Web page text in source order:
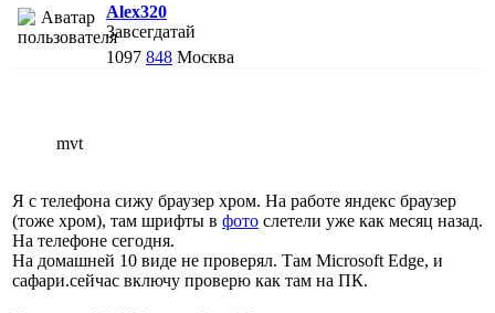
Alex320
Завсегдатай
1097 848 Москва
mvt
Я с телефона сижу браузер хром. На работе яндекс браузер
(тоже хром), там шрифты в фото слетели уже как месяц назад.
На телефоне сегодня.
На домашней 10 виде не проверял. Там Microsoft Edge, и
сафари.сейчас включу проверю как там на ПК.